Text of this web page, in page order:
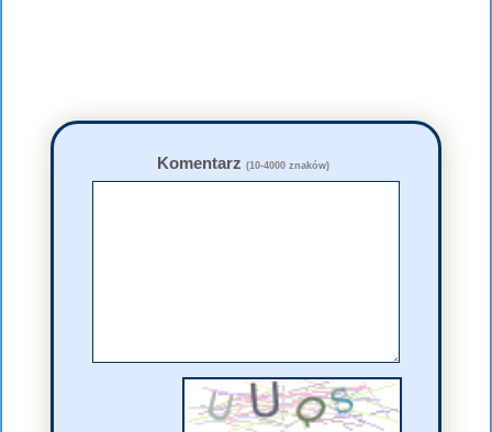
Komentarz (10-4000 znaków)